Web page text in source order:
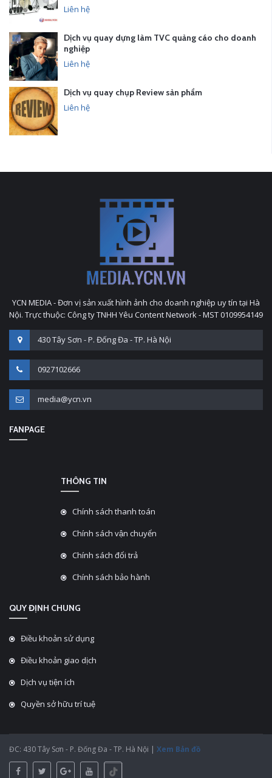
Liên hệ
Dịch vụ quay dựng làm TVC quảng cáo cho doanh
nghiệp
Liên hệ
Dịch vụ quay chụp Review sản phẩm
Liên hệ
YCN MEDIA - Đơn vị sản xuất hình ảnh cho doanh nghiệp uy tín tại Hà
Nội. Trực thuộc: Công ty TNHH Yêu Content Network - MST 0109954149
430 Tây Sơn - P. Đống Đa - TP. Hà Nội
0927102666
media@ycn.vn
FANPAGE
THÔNG TIN
Chính sách thanh toán
Chính sách vận chuyển
Chính sách đổi trả
Chính sách bảo hành
QUY ĐỊNH CHUNG
Điều khoản sử dụng
Điều khoản giao dịch
Dịch vụ tiện ích
Quyền sở hữu trí tuệ
ĐC: 430 Tây Sơn - P. Đống Đa - TP. Hà Nội | Xem Bản đồ